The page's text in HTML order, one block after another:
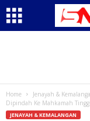
Home Jenayah &
Dipindah Ke Mahkamah
JENAYAH & KEMALANGAN